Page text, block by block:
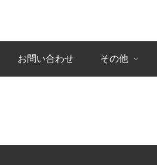
お問い合わせ その他